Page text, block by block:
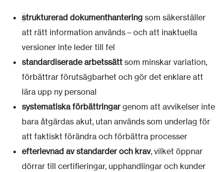
strukturerad dokumenthantering som säkerställer
att rätt information används – och att inaktuella
versioner inte leder till fel
standardiserade arbetssätt som minskar variation,
förbättrar förutsägbarhet och gör det enklare att
lära upp ny personal
systematiska förbättringargenom att avvikelser inte
bara åtgärdas akut, utan används som underlag för
att faktiskt förändra och förbättra processer
efterlevnad av standarder och krav, vilket öppnar
dörrar till certifieringar, upphandlingar och kunder